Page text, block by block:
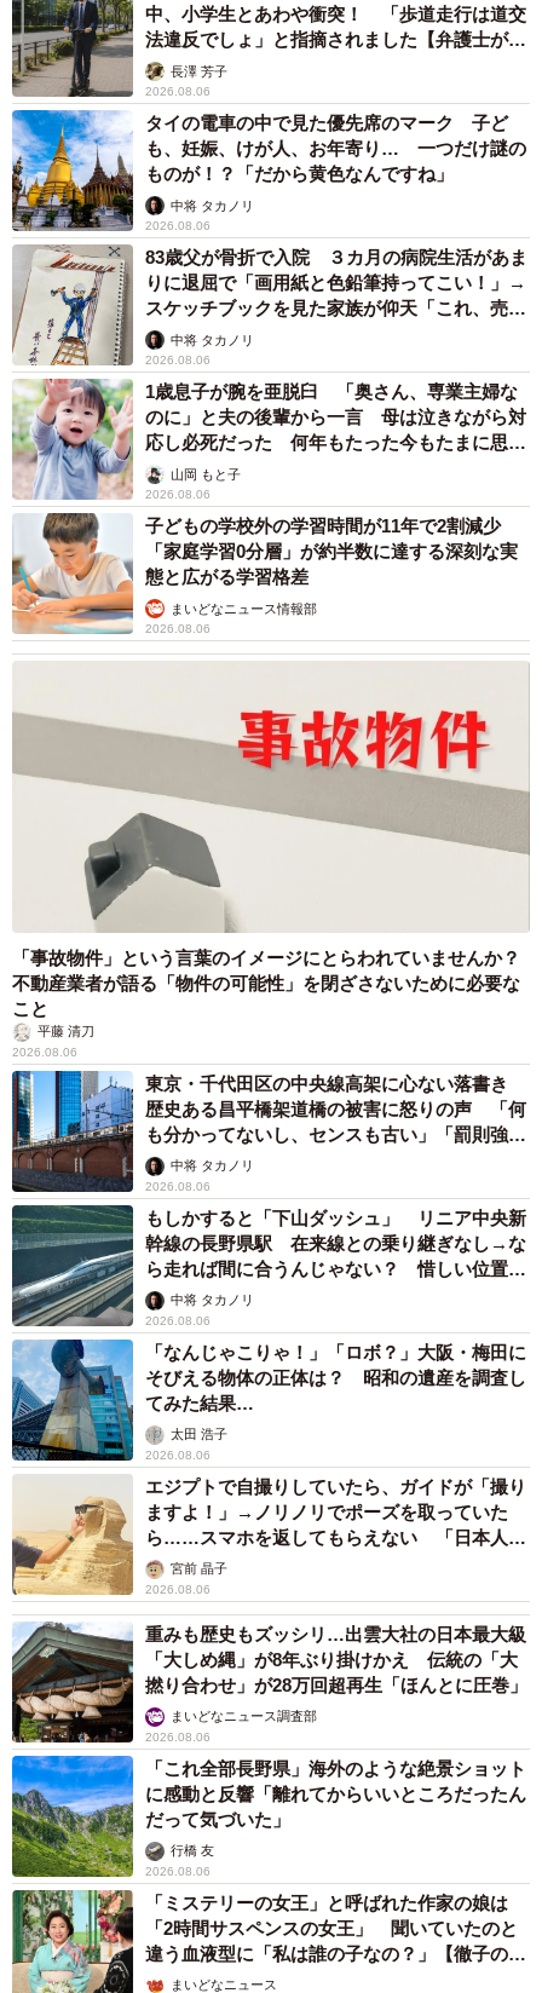
中、小学生とあわや衝突！ 「歩道走行は道交
法違反でしょ」と指摘されました【弁護士が解
説】長澤 芳子
2026.08.06
タイの電車の中で見た優先席のマーク 子ど
も、妊娠、けが人、お年寄り… 一つだけ謎の
ものが！？「だから黄色なんですね」
中将 タカノリ
2026.08.06
83歳父が骨折で入院 ３カ月の病院生活があま
りに退屈で「画用紙と色鉛筆持ってこい！」→
スケッチブックを見た家族が仰天「これ、売れ
ますよ…」
中将 タカノリ
2026.08.06
1歳息子が腕を亜脱臼 「奥さん、専業主婦な
のに」と夫の後輩から一言 母は泣きながら対
応し必死だった 何年もたった今もたまに思い
出し…山岡 もと子
2026.08.06
子どもの学校外の学習時間が11年で2割減少
「家庭学習0分層」が約半数に達する深刻な実
態と広がる学習格差
まいどなニュース情報部
2026.08.06
「事故物件」という言葉のイメージにとらわれていませんか？
不動産業者が語る「物件の可能性」を閉ざさないために必要な
こと
平藤 清刀
2026.08.06
東京・千代田区の中央線高架に心ない落書き
歴史ある昌平橋架道橋の被害に怒りの声 「何
も分かってないし、センスも古い」「罰則強化
して」中将 タカノリ
2026.08.06
もしかすると「下山ダッシュ」 リニア中央新
幹線の長野県駅 在来線との乗り継ぎなし→な
ら走れば間に合うんじゃない？ 惜しい位置関
係が反響
中将 タカノリ
2026.08.06
「なんじゃこりゃ！」「ロボ？」大阪・梅田に
そびえる物体の正体は？ 昭和の遺産を調査し
てみた結果…
太田 浩子
2026.08.06
エジプトで自撮りしていたら、ガイドが「撮り
ますよ！」→ノリノリでポーズを取っていた
ら……スマホを返してもらえない 「日本人は
カモ代表かも」「私は6時間で3万円払った」
宮前 晶子
2026.08.06
重みも歴史もズッシリ…出雲大社の日本最大級
「大しめ縄」が8年ぶり掛けかえ 伝統の「大
撚り合わせ」が28万回超再生「ほんとに圧巻」
まいどなニュース調査部
2026.08.06
「これ全部長野県」海外のような絶景ショット
に感動と反響「離れてからいいところだったん
だって気づいた」
行橋 友
2026.08.06
「ミステリーの女王」と呼ばれた作家の娘は
「2時間サスペンスの女王」 聞いていたのと
違う血液型に「私は誰の子なの？」【徹子の部
屋】まいどなニュース